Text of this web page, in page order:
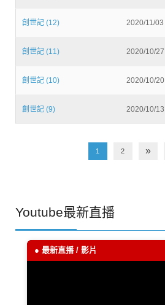
創世記 (12) 2020/11/03
創世記 (11) 2020/10/27
創世記 (10) 2020/10/20
創世記 (9) 2020/10/13
1 2 »
Youtube最新直播
● 最新直播 / 影片